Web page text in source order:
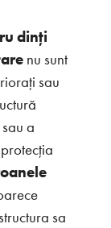
dinți
nu sunt
sau
a
sa